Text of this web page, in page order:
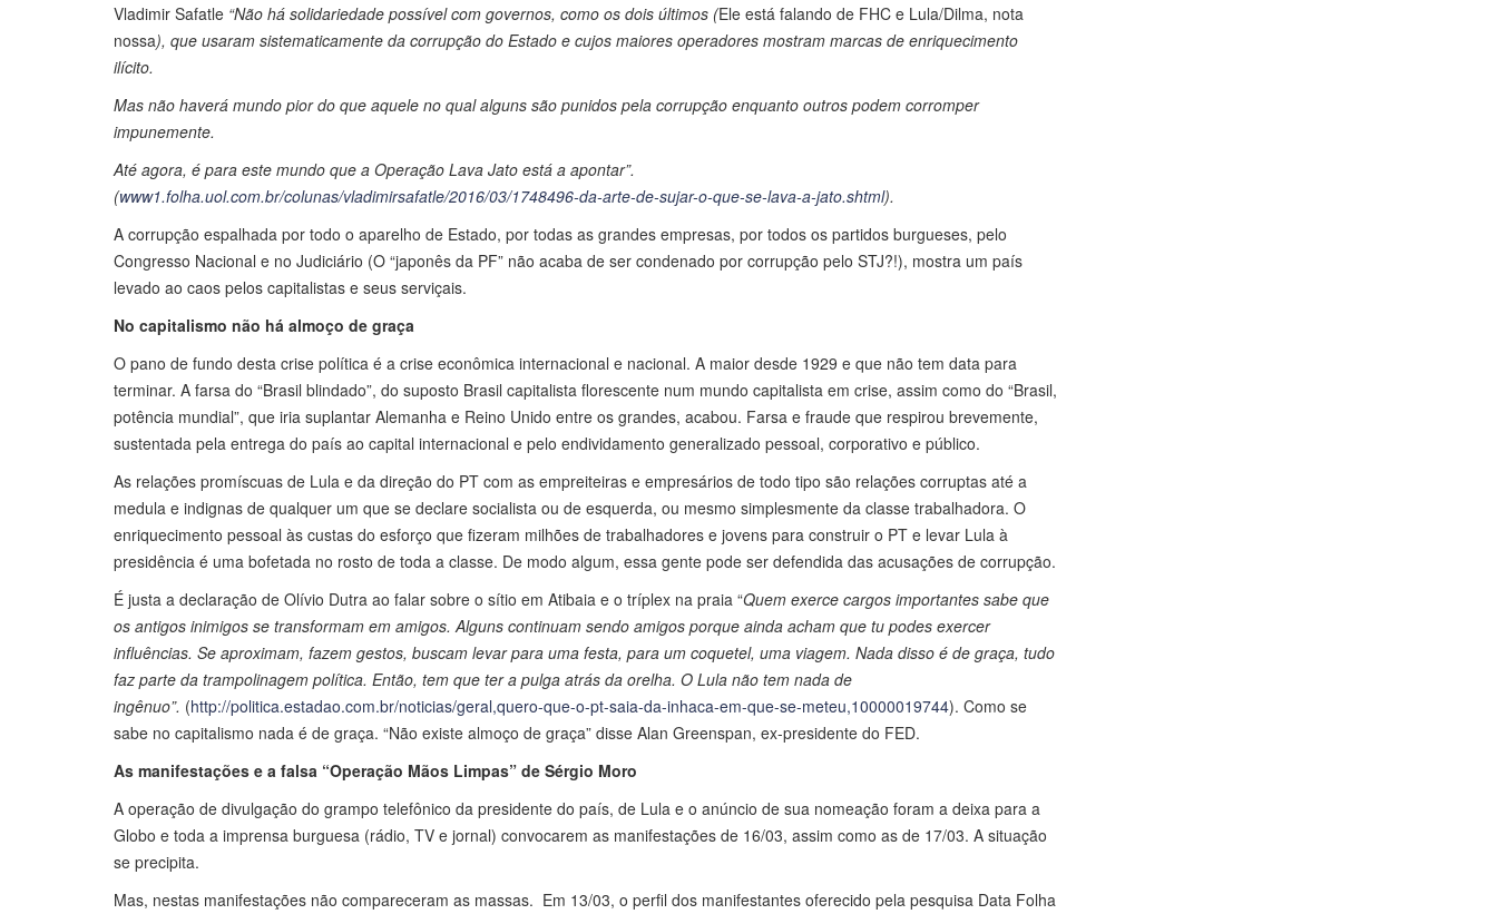
Vladimir Safatle “Não há solidariedade possível com governos, como os dois últimos (Ele está falando de FHC e Lula/Dilma, nota
nossa), que usaram sistematicamente da corrupção do Estado e cujos maiores operadores mostram marcas de enriquecimento
ilícito.
Mas não haverá mundo pior do que aquele no qual alguns são punidos pela corrupção enquanto outros podem corromper
impunemente.
Até agora, é para este mundo que a Operação Lava Jato está a apontar”.
(www1.folha.uol.com.br/colunas/vladimirsafatle/2016/03/1748496-da-arte-de-sujar-o-que-se-lava-a-jato.shtml).
A corrupção espalhada por todo o aparelho de Estado, por todas as grandes empresas, por todos os partidos burgueses, pelo
Congresso Nacional e no Judiciário (O “japonês da PF” não acaba de ser condenado por corrupção pelo STJ?!), mostra um país
levado ao caos pelos capitalistas e seus serviçais.
No capitalismo não há almoço de graça
O pano de fundo desta crise política é a crise econômica internacional e nacional. A maior desde 1929 e que não tem data para
terminar. A farsa do “Brasil blindado”, do suposto Brasil capitalista florescente num mundo capitalista em crise, assim como do “Brasil,
potência mundial”, que iria suplantar Alemanha e Reino Unido entre os grandes, acabou. Farsa e fraude que respirou brevemente,
sustentada pela entrega do país ao capital internacional e pelo endividamento generalizado pessoal, corporativo e público.
As relações promíscuas de Lula e da direção do PT com as empreiteiras e empresários de todo tipo são relações corruptas até a
medula e indignas de qualquer um que se declare socialista ou de esquerda, ou mesmo simplesmente da classe trabalhadora. O
enriquecimento pessoal às custas do esforço que fizeram milhões de trabalhadores e jovens para construir o PT e levar Lula à
presidência é uma bofetada no rosto de toda a classe. De modo algum, essa gente pode ser defendida das acusações de corrupção.
É justa a declaração de Olívio Dutra ao falar sobre o sítio em Atibaia e o tríplex na praia “Quem exerce cargos importantes sabe que
os antigos inimigos se transformam em amigos. Alguns continuam sendo amigos porque ainda acham que tu podes exercer
influências. Se aproximam, fazem gestos, buscam levar para uma festa, para um coquetel, uma viagem. Nada disso é de graça, tudo
faz parte da trampolinagem política. Então, tem que ter a pulga atrás da orelha. O Lula não tem nada de
ingênuo”. (http://politica.estadao.com.br/noticias/geral,quero-que-o-pt-saia-da-inhaca-em-que-se-meteu,10000019744). Como se
sabe no capitalismo nada é de graça. “Não existe almoço de graça” disse Alan Greenspan, ex-presidente do FED.
As manifestações e a falsa “Operação Mãos Limpas” de Sérgio Moro
A operação de divulgação do grampo telefônico da presidente do país, de Lula e o anúncio de sua nomeação foram a deixa para a
Globo e toda a imprensa burguesa (rádio, TV e jornal) convocarem as manifestações de 16/03, assim como as de 17/03. A situação
se precipita.
Mas, nestas manifestações não compareceram as massas. Em 13/03, o perfil dos manifestantes oferecido pela pesquisa Data Folha